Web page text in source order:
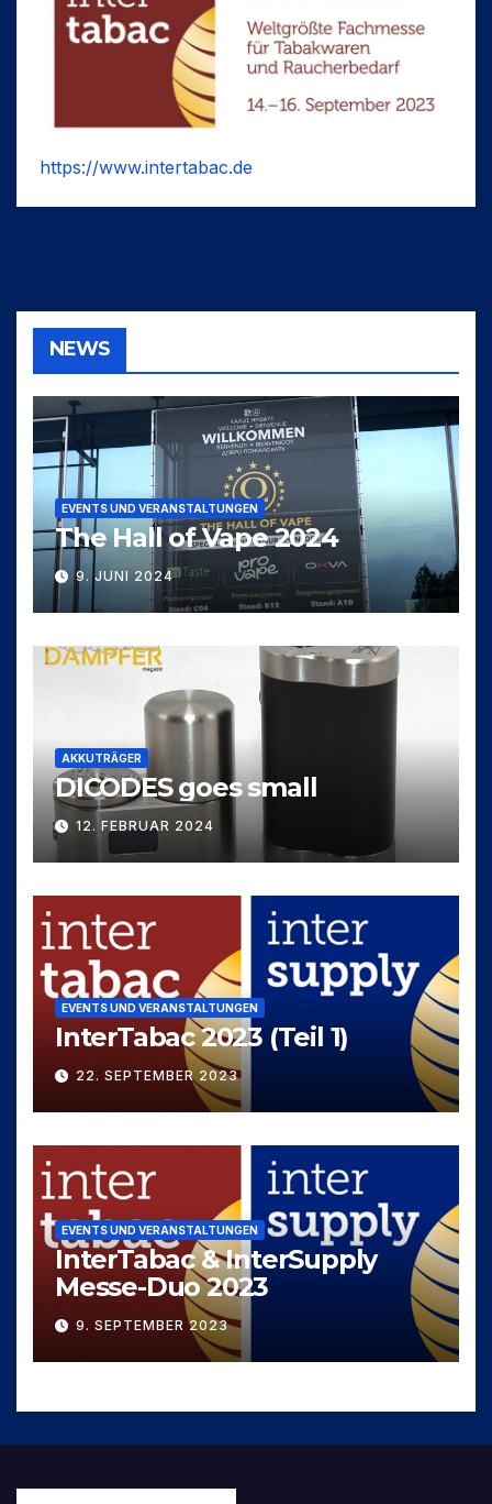
https://www.intertabac.de
NEWS
EVENTS UND VERANSTALTUNGEN
The Hall of Vape 2024
9. JUNI 2024
AKKUTRÄGER
DICODES goes small
12. FEBRUAR 2024
EVENTS UND VERANSTALTUNGEN
InterTabac 2023 (Teil 1)
22. SEPTEMBER 2023
EVENTS UND VERANSTALTUNGEN
InterTabac & InterSupply
Messe-Duo 2023
9. SEPTEMBER 2023